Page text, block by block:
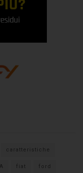
caratteristiche
fiat ford